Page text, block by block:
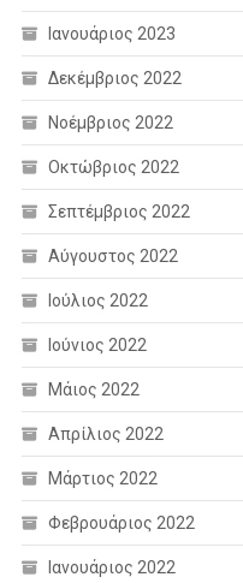
Ιανουάριος 2023
Δεκέμβριος 2022
Νοέμβριος 2022
Οκτώβριος 2022
Σεπτέμβριος 2022
Αύγουστος 2022
Ιούλιος 2022
Ιούνιος 2022
Μάιος 2022
Απρίλιος 2022
Μάρτιος 2022
Φεβρουάριος 2022
Ιανουάριος 2022